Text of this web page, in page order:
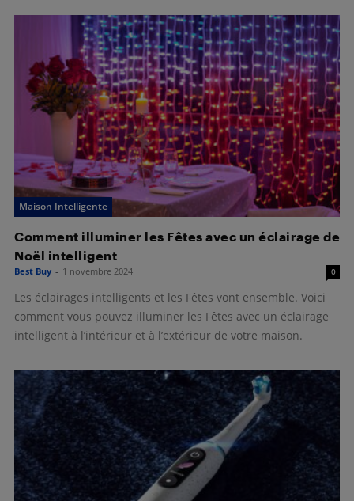
Maison Intelligente
Comment illuminer les Fêtes avec un éclairage de
Noël intelligent
Best Buy - 1 novembre 2024 0
Les éclairages intelligents et les Fêtes vont ensemble. Voici
comment vous pouvez illuminer les Fêtes avec un éclairage
intelligent à l’intérieur et à l’extérieur de votre maison.